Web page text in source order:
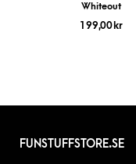
Whiteout
199,00 kr
FUNSTUFFSTORE.SE